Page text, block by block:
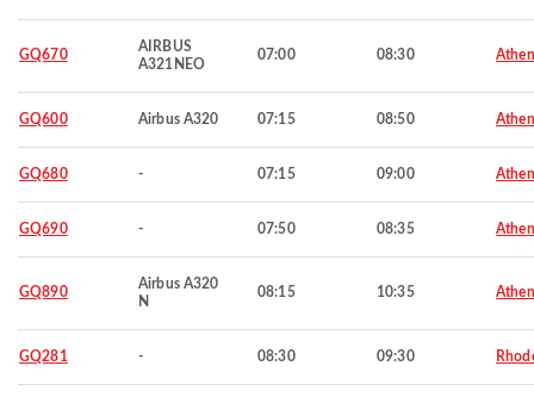
GQ670
AIRBUS
A321NEO
07:00 08:30
GQ600 Airbus A320 07:15 08:50
GQ680 - 07:15 09:00
GQ690 - 07:50 08:35
GQ890
Airbus A320
N
08:15 10:35
GQ281 - 08:30 09:30